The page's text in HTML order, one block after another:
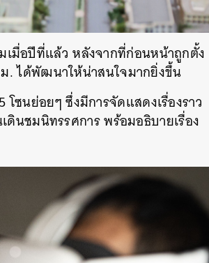
เมื่อปีที่แล้ว หลังจากที่ก่อนหน้าถูกตั้ง
. ได้พัฒนาให้น่าสนใจมากยิ่งขึ้น
ซนย่อยๆ ซึ่งมีการจัดแสดงเรื่องราว
นชมนิทรรศการ พร้อมอธิบายเรื่อง